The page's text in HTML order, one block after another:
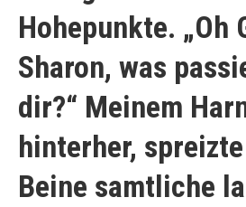
Hohepunkte. „Oh
Sharon, was
dir?“ Meinem
hinterher,
Beine samtliche